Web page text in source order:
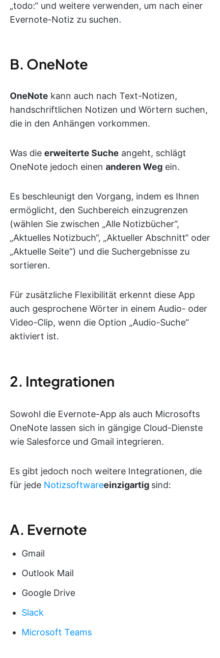
„todo:“ und weitere verwenden, um nach einer
Evernote-Notiz zu suchen.
B. OneNote
OneNote kann auch nach Text-Notizen,
handschriftlichen Notizen und Wörtern suchen,
die in den Anhängen vorkommen.
Was die erweiterte Suche angeht, schlägt
OneNote jedoch einen anderen Weg ein.
Es beschleunigt den Vorgang, indem es Ihnen
ermöglicht, den Suchbereich einzugrenzen
(wählen Sie zwischen „Alle Notizbücher“,
„Aktuelles Notizbuch“, „Aktueller Abschnitt“ oder
„Aktuelle Seite“) und die Suchergebnisse zu
sortieren.
Für zusätzliche Flexibilität erkennt diese App
auch gesprochene Wörter in einem Audio- oder
Video-Clip, wenn die Option „Audio-Suche”
aktiviert ist.
2. Integrationen
Sowohl die Evernote-App als auch Microsofts
OneNote lassen sich in gängige Cloud-Dienste
wie Salesforce und Gmail integrieren.
Es gibt jedoch noch weitere Integrationen, die
für jede Notizsoftwareeinzigartig sind:
A. Evernote
Gmail
Outlook Mail
Google Drive
Slack
Microsoft Teams